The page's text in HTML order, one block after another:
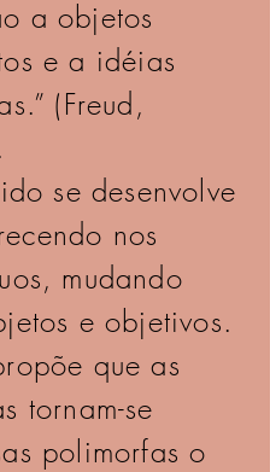
a objetos
e a idéias
(Freud,
se desenvolve
nos
mudando
e objetivos.
que as
tornam-se
polimorfas o